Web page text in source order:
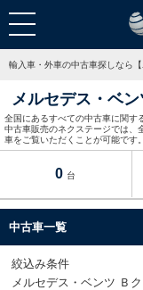
輸入車・外車の中古車探しなら【
メルセデス・ベ
全国にあるすべての中古車に関す
中古車販売のネクステージでは、
車をご覧いただくことが可能です。
0 台
中古車一覧
絞込み条件
メルセデス・ベンツ Ｂ